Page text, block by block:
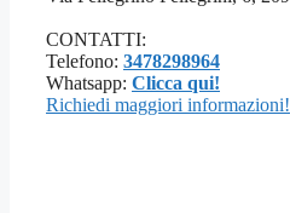
CONTATTI:
Telefono: 3478298964
Whatsapp: Clicca qui!
Richiedi maggiori informazioni!